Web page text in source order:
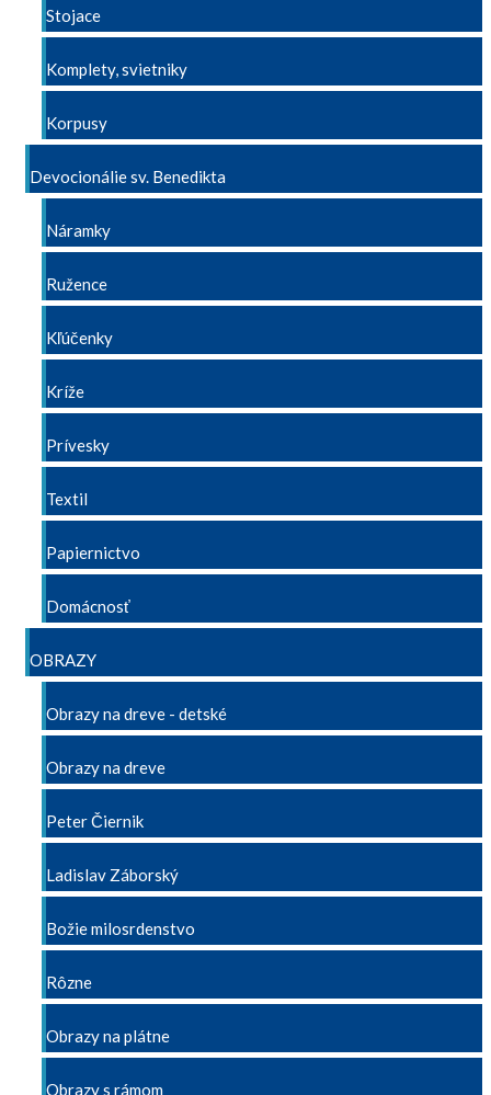
Stojace
Komplety, svietniky
Korpusy
Devocionálie sv. Benedikta
Náramky
Ružence
Kľúčenky
Kríže
Prívesky
Textil
Papiernictvo
Domácnosť
OBRAZY
Obrazy na dreve - detské
Obrazy na dreve
Peter Čiernik
Ladislav Záborský
Božie milosrdenstvo
Rôzne
Obrazy na plátne
Obrazy s rámom